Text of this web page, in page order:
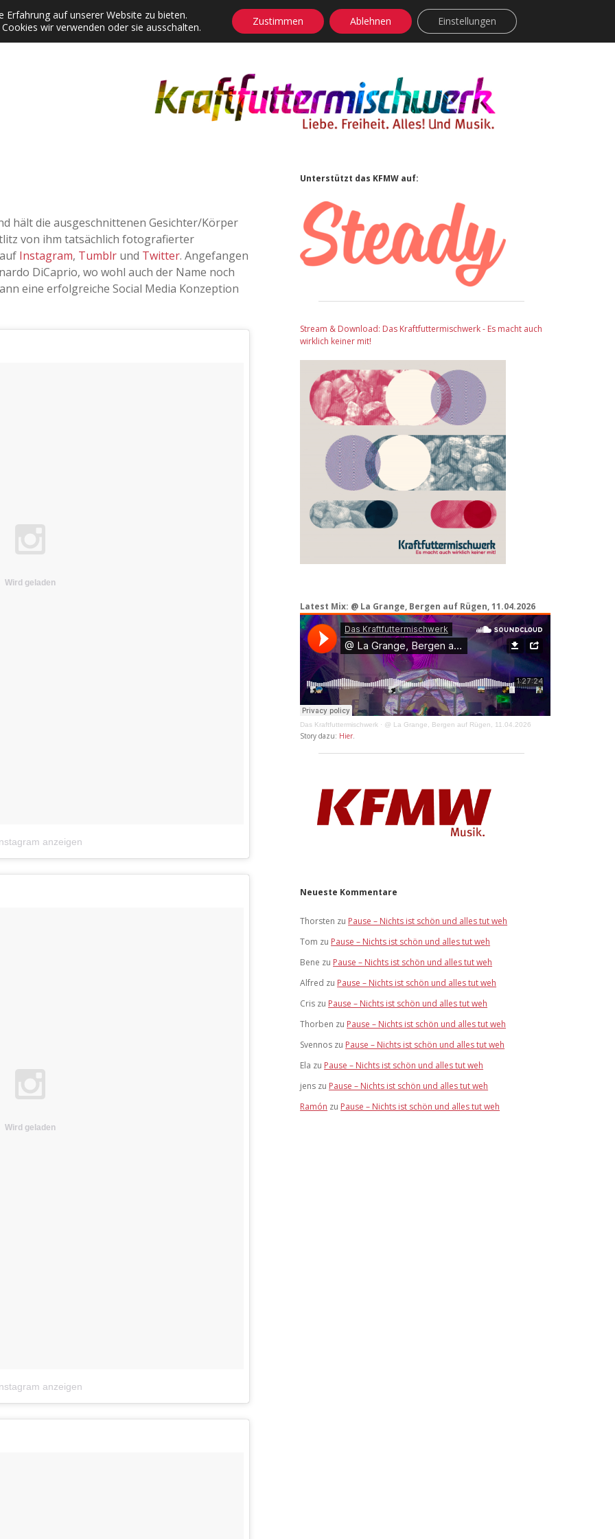
Contact Adventskalender Dropdown-Menü öffnen facebook
instagram
rss soundcloud
vimeoBluesky
hält die ausgeschnittenen Gesichter/Körper
von ihm tatsächlich fotografierter
Instagram, Tumblr und Twitter. Angefangen
DiCaprio, wo wohl auch der Name noch
eine erfolgreiche Social Media Konzeption
Wird geladen
anzeigen
Wird geladen
anzeigen
Sidebar
Unterstützt das KFMW auf:
Stream & Download: Das Kraftfuttermischwerk - Es macht auch
wirklich keiner mit!
Latest Mix: @ La Grange, Bergen auf Rügen, 11.04.2026
Das Kraftfuttermischwerk · @ La Grange, Bergen auf Rügen, 11.04.2026
Story dazu: Hier.
Neueste Kommentare
Thorsten zu Pause – Nichts ist schön und alles tut weh
Tom zu Pause – Nichts ist schön und alles tut weh
Bene zu Pause – Nichts ist schön und alles tut weh
Alfred zu Pause – Nichts ist schön und alles tut weh
Cris zu Pause – Nichts ist schön und alles tut weh
Thorben zu Pause – Nichts ist schön und alles tut weh
Svennos zu Pause – Nichts ist schön und alles tut weh
Ela zu Pause – Nichts ist schön und alles tut weh
jens zu Pause – Nichts ist schön und alles tut weh
Ramón zu Pause – Nichts ist schön und alles tut weh
auf unserer Website zu bieten.
wir verwenden oder sie ausschalten.
Zustimmen Ablehnen Einstellungen